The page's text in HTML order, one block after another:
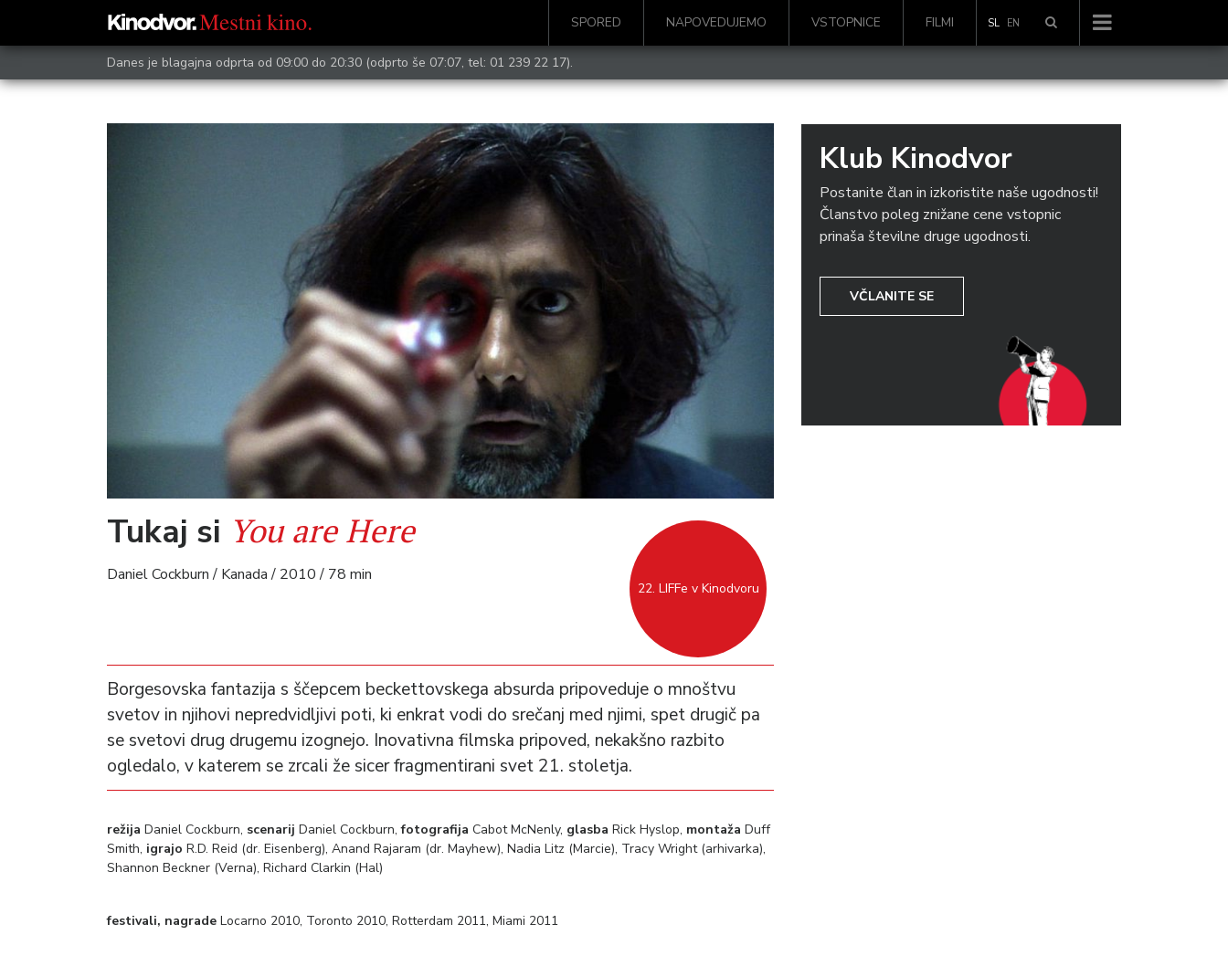
SPORED NAPOVEDUJEMO VSTOPNICE FILMI SL EN
Danes je blagajna odprta od 09:00 do 20:30 (odprto še 07:07, tel: 01 239 22 17).
22. LIFFe v Kinodvoru
Tukaj si You are Here
Daniel Cockburn / Kanada / 2010 / 78 min
Borgesovska fantazija s ščepcem beckettovskega absurda pripoveduje o mnoštvu
svetov in njihovi nepredvidljivi poti, ki enkrat vodi do srečanj med njimi, spet drugič pa
se svetovi drug drugemu izognejo. Inovativna filmska pripoved, nekakšno razbito
ogledalo, v katerem se zrcali že sicer fragmentirani svet 21. stoletja.
režija Daniel Cockburn, scenarij Daniel Cockburn,fotografija Cabot McNenly, glasba Rick Hyslop, montaža Duff
Smith, igrajo R.D. Reid (dr. Eisenberg), Anand Rajaram (dr. Mayhew), Nadia Litz (Marcie), Tracy Wright (arhivarka),
Shannon Beckner (Verna), Richard Clarkin (Hal)
festivali, nagrade Locarno 2010, Toronto 2010, Rotterdam 2011, Miami 2011
Klub Kinodvor
Postanite član in izkoristite naše ugodnosti!
Članstvo poleg znižane cene vstopnic
prinaša številne druge ugodnosti.
VČLANITE SE